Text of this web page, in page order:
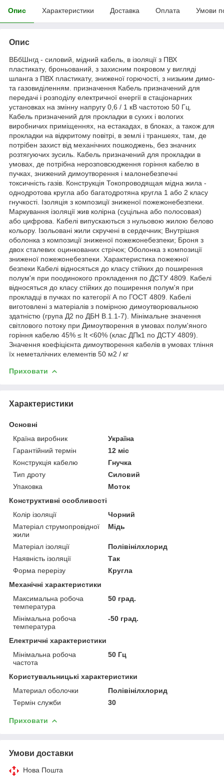
Опис Характеристики Доставка Оплата Умови
Опис
ВБбШнгд - силовий, мідний кабель, в ізоляції з ПВХ
пластикату, броньований, з захисним покровом у вигляді
шланга з ПВХ пластикату, зниженої горючості, з низьким димо-
та газовиділенням. призначення Кабель призначений для
передачі і розподілу електричної енергії в стаціонарних
установках на змінну напругу 0,6 / 1 кВ частотою 50 Гц.
Кабель призначений для прокладки в сухих і вологих
виробничих приміщеннях, на естакадах, в блоках, а також для
прокладки на відкритому повітрі, в землі і траншеях, там, де
потрібен захист від механічних пошкоджень, без значних
розтягуючих зусиль. Кабель призначений для прокладки в
умовах, де потрібна нерозповсюдження горіння кабелю в
пучках, знижений димоутворення і малонебезпечні
токсичність газів. Конструкція Токопроводящая мідна жила -
однодротова кругла або багатодротяна кругла 1 або 2 класу
гнучкості. Ізоляція з композиції зниженої пожежонебезпеки.
Маркування ізоляції жив колірна (суцільна або полосовая)
або цифрова. Кабелі випускаються з нульовою жилою белово
кольору. Ізольовані жили скручені в сердечник; Внутрішня
оболонка з композиції зниженої пожежонебезпеки; Броня з
двох сталевих оцинкованих стрічок; Оболонка з композиції
зниженої пожежонебезпеки. Характеристика пожежної
безпеки Кабелі відносяться до класу стійких до поширення
полум'я при поодинокого прокладення по ДСТУ 4809. Кабелі
відносяться до класу стійких до поширення полум'я при
прокладці в пучках по категорії А по ГОСТ 4809. Кабелі
виготовлені з матеріалів з помірною димоутворювальною
здатністю (група Д2 по ДБН В.1.1-7). Мінімальне значення
світлового потоку при Димоутворення в умовах полум'яного
горіння кабелю 45% ≤ It <60% (клас ДПк1 по ДСТУ 4809).
Значення коефіцієнта димоутворення кабелів в умовах тління
їх неметалічних елементів 50 м2 / кг
Приховати
Характеристики
Основні
Країна виробник
Україна
Гарантійний термін
12 міс
Конструкція кабелю
Гнучка
Тип дроту
Силовий
Упаковка
Моток
Конструктивні особливості
Колір ізоляції
Чорний
Матеріал струмопровідної
жили
Мідь
Матеріал ізоляції
Полівінілхлорид
Наявність ізоляції
Так
Форма перерізу
Кругла
Механічні характеристики
Максимальна робоча
температура
50 град.
Мінімальна робоча
температура
-50 град.
Електричні характеристики
Мінімальна робоча
частота
50 Гц
Користувальницькі характеристики
Материал оболочки
Полівінілхлорид
Термін служби
30
Приховати
Умови доставки
Нова Пошта